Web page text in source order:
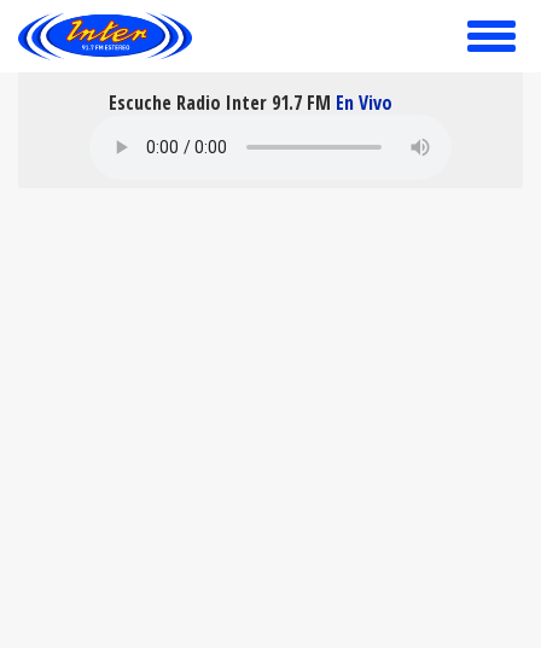
toggle
Escuche Radio Inter 91.7 FM En Vivo